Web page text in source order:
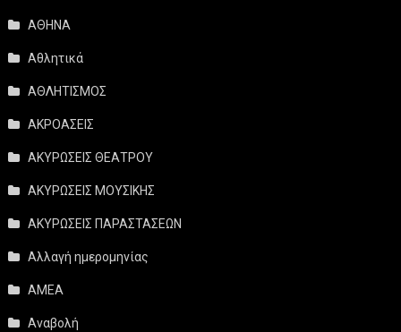
ΑΘΗΝΑ
Αθλητικά
ΑΘΛΗΤΙΣΜΟΣ
ΑΚΡΟΑΣΕΙΣ
ΑΚΥΡΩΣΕΙΣ ΘΕΑΤΡΟΥ
ΑΚΥΡΩΣΕΙΣ ΜΟΥΣΙΚΗΣ
ΑΚΥΡΩΣΕΙΣ ΠΑΡΑΣΤΑΣΕΩΝ
Αλλαγή ημερομηνίας
ΑΜΕΑ
Αναβολή